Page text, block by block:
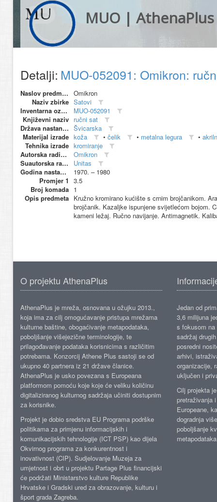
MUO | AthenaPlus
Detalji: MUO-052091: Omikron:
Naslov predmeta
Omikron
Naziv zbirke Satovi
Inventarna oznaka
MUO-052091
Književni naziv ručni sat
Država nastanka Švicarska
Materijal izrade koža • čelik • metalna legura •
Tehnika izrade kromiranje
Autorska radionica (proizvođač)
Omikron
Suautorska radionica (suproizvođač)
Unitas
Godina nastanka
1970. – 1980
Promjer 1
3.5
Broj komada 1
Opis predmeta Kružno kromirano kućište s crnim brojčanikom.
brojčanik. Kazaljke ispunjene svijetlećom bojom.
kameni ležaj. Ručno navijanje. Antimagnetik.
O projektu AthenaPlus
AthenaPlus je mreža, osnovana u ožujku 2013.,
koja ima za cilj omogućavanje pristupa mrežama
kulturne baštine, obogaćivanje metapodataka,
poboljšanje višejezične terminologije, te
prilagođavanje podataka korisnicima s različitim
potrebama. Konzorcij Athene Plus sastoji se od
ukupno 40 partnera iz 21 države članice.
AthenaPlus je usko povezana s Europeana
platformom pomoću koje koje će veliku količinu
digitaliziranog kulturnog sadržaja učiniti dostupnim
za korisnike.
Projekt je dobio sredstva EU Programa podrške
politikama za primjenu informacijskih i
komunikacijskih tehnologije (ICT PSP) kao dijela
Okvirnog programa za konkurentnost i
inovativnost (CIP). Sudjelovanje Muzeja za
umjetnost i obrt u projektu Partage Plus financijski
će podržati Ministarstvo kulture Republike
Hrvatske i Gradski ured za obrazovanje, kulturu i
šport grada Zagreba.
Jedan od
3,6 milijuna
s fokusom
sadržaj
posredni
arhivi,
organizacije,
uključen i
Cilj projekta
pretraživanja
Europeane,
dogradnja
poboljšanje